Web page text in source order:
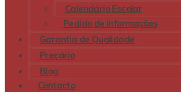
Calendário Escolar
Pedido de Informações
Garantia de Qualidade
Preçário
Blog
Contacto